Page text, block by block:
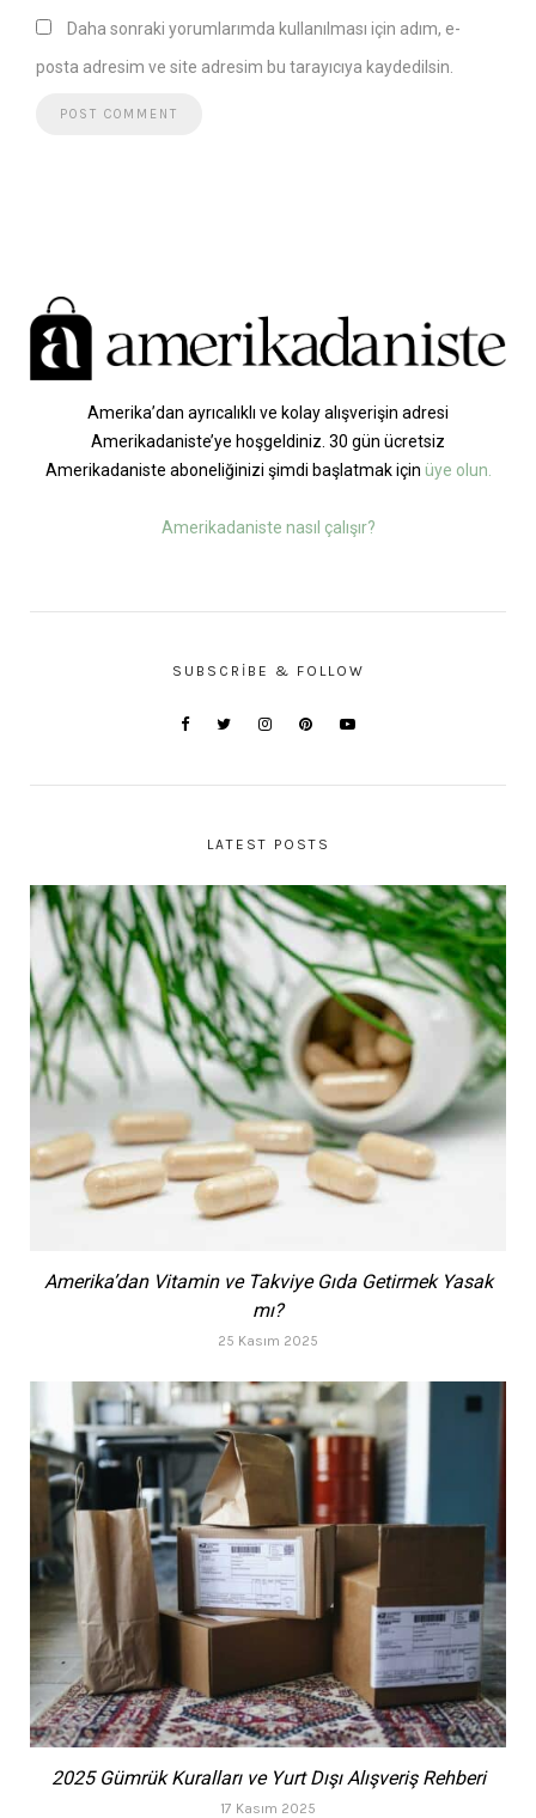
Daha sonraki yorumlarımda kullanılması için adım, e-
posta adresim ve site adresim bu tarayıcıya kaydedilsin.
Amerika’dan ayrıcalıklı ve kolay alışverişin adresi
Amerikadaniste’ye hoşgeldiniz. 30 gün ücretsiz
Amerikadaniste aboneliğinizi şimdi başlatmak için üye olun.
Amerikadaniste nasıl çalışır?
SUBSCRIBE & FOLLOW
LATEST POSTS
Amerika’dan Vitamin ve Takviye Gıda Getirmek Yasak
mı?
25 Kasım 2025
2025 Gümrük Kuralları ve Yurt Dışı Alışveriş Rehberi
17 Kasım 2025